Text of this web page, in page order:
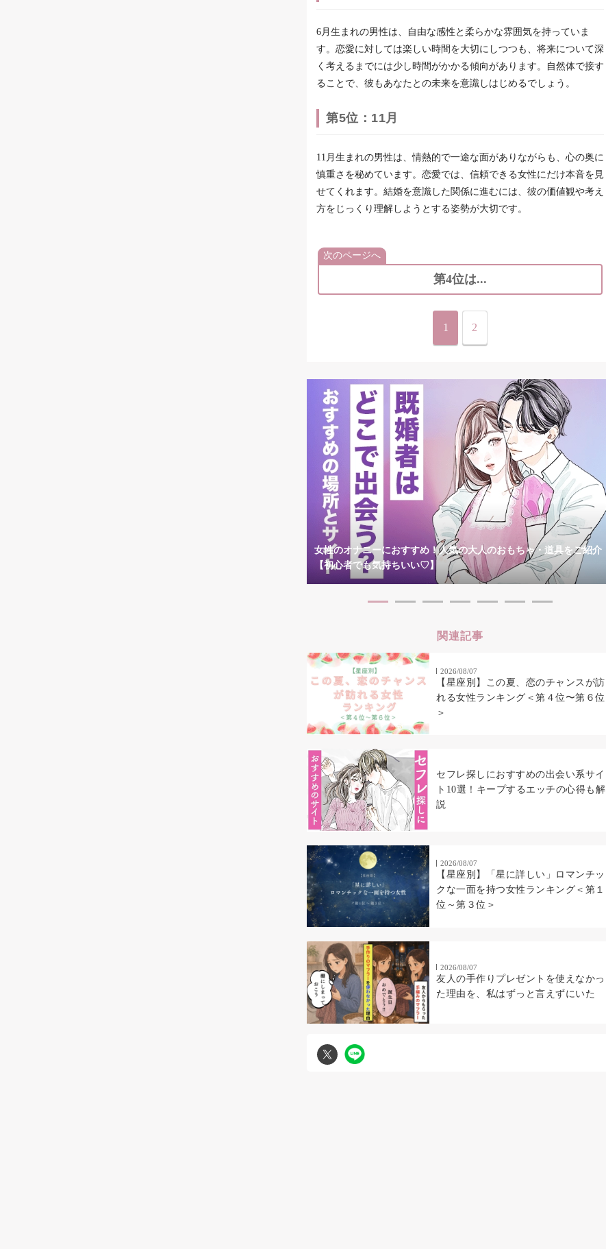
6月生まれの男性は、自由な感性と柔らかな雰囲気を持っていま
す。恋愛に対しては楽しい時間を大切にしつつも、将来について深
く考えるまでには少し時間がかかる傾向があります。自然体で接す
ることで、彼もあなたとの未来を意識しはじめるでしょう。
第5位：11月
11月生まれの男性は、情熱的で一途な面がありながらも、心の奥に
慎重さを秘めています。恋愛では、信頼できる女性にだけ本音を見
せてくれます。結婚を意識した関係に進むには、彼の価値観や考え
方をじっくり理解しようとする姿勢が大切です。
次のページへ
第4位は...
1 2
女性のオナニーにおすすめ！人気の大人のおもちゃ・道具をご紹介
【初心者でも気持ちいい♡】
関連記事
2026/08/07
【星座別】この夏、恋のチャンスが訪
れる女性ランキング＜第４位〜第６位
＞
セフレ探しにおすすめの出会い系サイ
ト10選！キープするエッチの心得も解
説
2026/08/07
【星座別】「星に詳しい」ロマンチッ
クな一面を持つ女性ランキング＜第１
位～第３位＞
2026/08/07
友人の手作りプレゼントを使えなかっ
た理由を、私はずっと言えずにいた